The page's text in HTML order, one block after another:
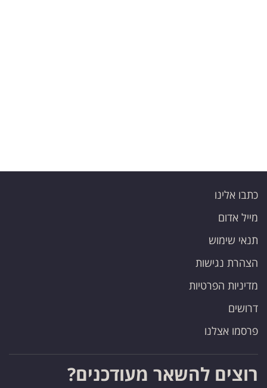
כתבו אלינו
מייל אדום
תנאי שימוש
הצהרת נגישות
מדיניות הפרטיות
דרושים
פרסמו אצלנו
רוצים להשאר מעודכנים?